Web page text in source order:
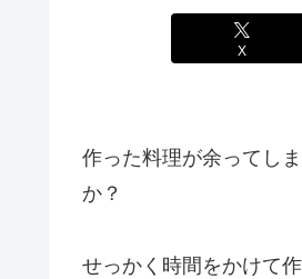
X
作った料理が余ってし
か？
せっかく時間をかけて